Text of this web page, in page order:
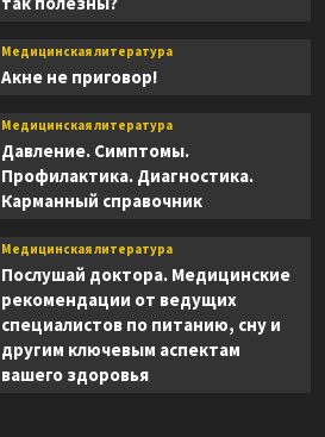
Медицинская литература
Акне не приговор!
Медицинская литература
Давление. Симптомы.
Профилактика. Диагностика.
Карманный справочник
Медицинская литература
Послушай доктора. Медицинские
рекомендации от ведущих
специалистов по питанию, сну и
другим ключевым аспектам
вашего здоровья